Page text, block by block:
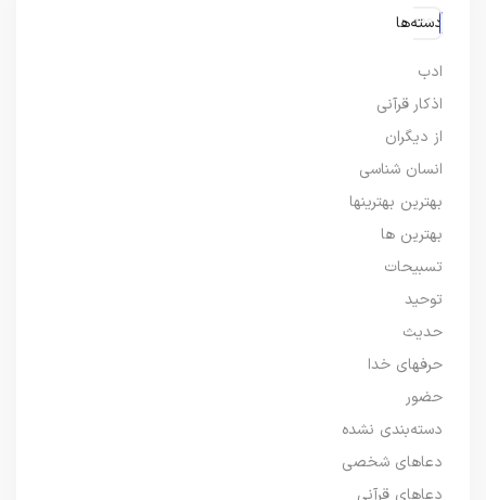
دسته‌ها
ادب
اذکار قرآنی
از دیگران
انسان شناسی
بهترین بهترینها
بهترین ها
تسبیحات
توحید
حدیث
حرفهای خدا
حضور
دسته‌بندی نشده
دعاهای شخصی
دعاهای قرآنی